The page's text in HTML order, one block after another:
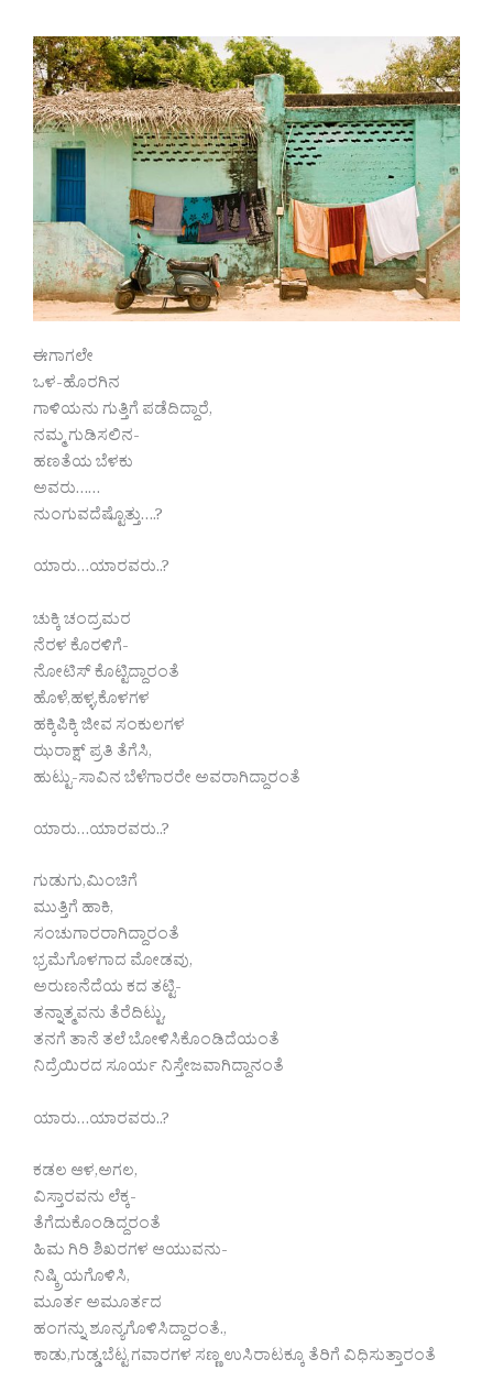
ಈಗಾಗಲೇ
ಒಳ-ಹೊರಗಿನ
ಗಾಳಿಯನು ಗುತ್ತಿಗೆ ಪಡೆದಿದ್ದಾರೆ,
ನಮ್ಮ ಗುಡಿಸಲಿನ-
ಹಣತೆಯ ಬೆಳಕು
ಅವರು……
ನುಂಗುವದೆಷ್ಟೊತ್ತು….?
ಯಾರು…ಯಾರವರು..?
ಚುಕ್ಕಿ ಚಂದ್ರಮರ
ನೆರಳ ಕೊರಳಿಗೆ-
ನೋಟಿಸ್ ಕೊಟ್ಟಿದ್ದಾರಂತೆ
ಹೊಳೆ,ಹಳ್ಳ,ಕೊಳಗಳ
ಹಕ್ಕಿಪಿಕ್ಕಿ ಜೀವ ಸಂಕುಲಗಳ
ಝರಾಕ್ಷ್ ಪ್ರತಿ ತೆಗೆಸಿ,
ಹುಟ್ಟು-ಸಾವಿನ ಬೆಳೆಗಾರರೇ ಅವರಾಗಿದ್ದಾರಂತೆ
ಯಾರು…ಯಾರವರು..?
ಗುಡುಗು,ಮಿಂಚಿಗೆ
ಮುತ್ತಿಗೆ ಹಾಕಿ,
ಸಂಚುಗಾರರಾಗಿದ್ದಾರಂತೆ
ಭ್ರಮೆಗೊಳಗಾದ ಮೋಡವು,
ಅರುಣನೆದೆಯ ಕದ ತಟ್ಟಿ-
ತನ್ನಾತ್ಮವನು ತೆರೆದಿಟ್ಟು,
ತನಗೆ ತಾನೆ ತಲೆ ಬೋಳಿಸಿಕೊಂಡಿದೆಯಂತೆ
ನಿದ್ರೆಯಿರದ ಸೂರ್ಯ ನಿಸ್ತೇಜವಾಗಿದ್ದಾನಂತೆ
ಯಾರು…ಯಾರವರು..?
ಕಡಲ ಆಳ,ಅಗಲ,
ವಿಸ್ತಾರವನು ಲೆಕ್ಕ-
ತೆಗೆದುಕೊಂಡಿದ್ದರಂತೆ
ಹಿಮ ಗಿರಿ ಶಿಖರಗಳ ಆಯುವನು-
ನಿಷ್ಕ್ರಿಯಗೊಳಿಸಿ,
ಮೂರ್ತ ಅಮೂರ್ತದ
ಹಂಗನ್ನು ಶೂನ್ಯಗೊಳಿಸಿದ್ದಾರಂತೆ.,
ಕಾಡು,ಗುಡ್ಡ,ಬೆಟ್ಟ ಗವಾರಗಳ ಸಣ್ಣ ಉಸಿರಾಟಕ್ಕೂ ತೆರಿಗೆ ವಿಧಿಸುತ್ತಾರಂತೆ